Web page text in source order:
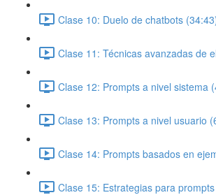
Clase 10: Duelo de chatbots
Clase 11: Técnicas avanzadas de
Clase 12: Prompts a nivel sistema
Clase 13: Prompts a nivel usuario
Clase 14: Prompts basados en
Clase 15: Estrategias para